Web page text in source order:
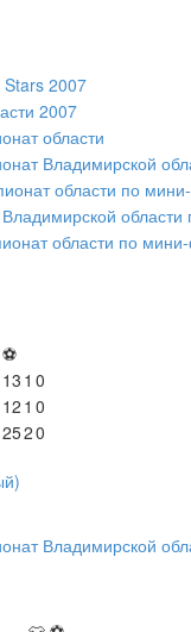
2007
2007
области
Владимирской
области по
области по
⚽
13 1 0
12 1 0
2520
Владимирской